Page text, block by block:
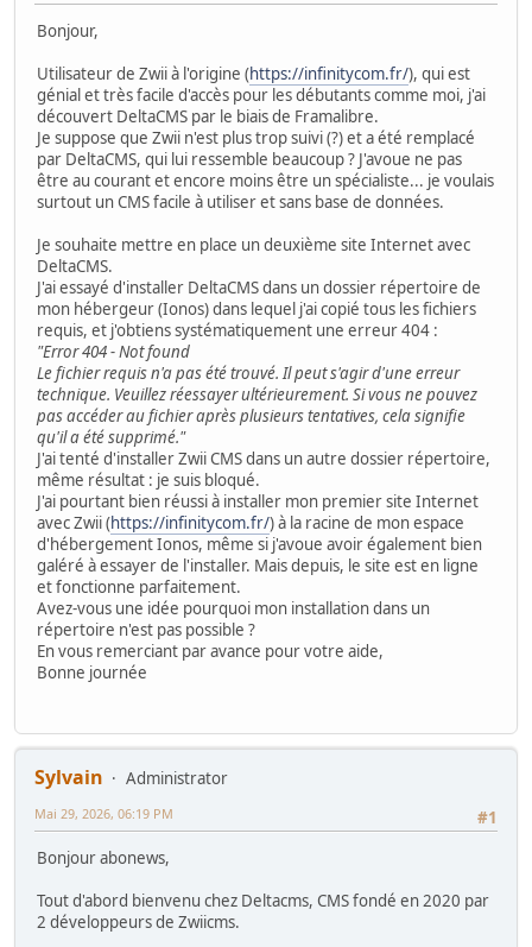
Bonjour,
Utilisateur de Zwii à l'origine (https://infinitycom.fr/), qui est
génial et très facile d'accès pour les débutants comme moi, j'ai
découvert DeltaCMS par le biais de Framalibre.
Je suppose que Zwii n'est plus trop suivi (?) et a été remplacé
par DeltaCMS, qui lui ressemble beaucoup ? J'avoue ne pas
être au courant et encore moins être un spécialiste... je voulais
surtout un CMS facile à utiliser et sans base de données.
Je souhaite mettre en place un deuxième site Internet avec
DeltaCMS.
J'ai essayé d'installer DeltaCMS dans un dossier répertoire de
mon hébergeur (Ionos) dans lequel j'ai copié tous les fichiers
requis, et j'obtiens systématiquement une erreur 404 :
"Error 404 - Not found
Le fichier requis n'a pas été trouvé. Il peut s'agir d'une erreur
technique. Veuillez réessayer ultérieurement. Si vous ne pouvez
pas accéder au fichier après plusieurs tentatives, cela signifie
qu'il a été supprimé."
J'ai tenté d'installer Zwii CMS dans un autre dossier répertoire,
même résultat : je suis bloqué.
J'ai pourtant bien réussi à installer mon premier site Internet
avec Zwii (https://infinitycom.fr/) à la racine de mon espace
d'hébergement Ionos, même si j'avoue avoir également bien
galéré à essayer de l'installer. Mais depuis, le site est en ligne
et fonctionne parfaitement.
Avez-vous une idée pourquoi mon installation dans un
répertoire n'est pas possible ?
En vous remerciant par avance pour votre aide,
Bonne journée
Sylvain
Administrator
#1
Mai 29, 2026, 06:19 PM
Bonjour abonews,
Tout d'abord bienvenu chez Deltacms, CMS fondé en 2020 par
2 développeurs de Zwiicms.